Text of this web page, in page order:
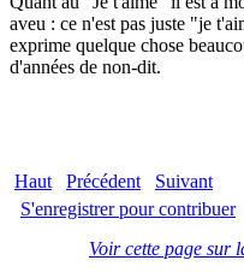
aveu : ce n'est pas juste "je
exprime quelque chose
d'années de non-dit.
Haut Précédent
Suivant
S'enregistrer pour contribuer
Voir cette page sur